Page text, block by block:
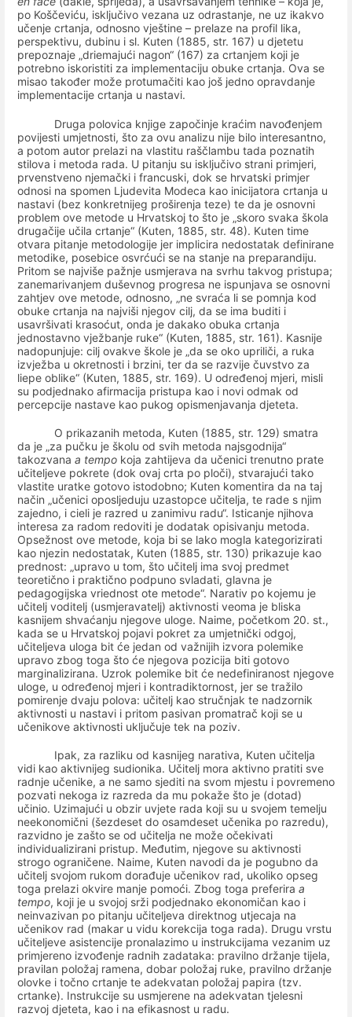
po Koščeviću, isključivo vezana uz odrastanje, ne uz ikakvo
učenje crtanja, odnosno vještine – prelaze na profil lika,
perspektivu, dubinu i sl. Kuten (1885, str. 167) u djetetu
prepoznaje „driemajući nagon“ (167) za crtanjem koji je
potrebno iskoristiti za implementaciju obuke crtanja. Ova se
misao također može protumačiti kao još jedno opravdanje
implementacije crtanja u nastavi.
Druga polovica knjige započinje kraćim navođenjem
povijesti umjetnosti, što za ovu analizu nije bilo interesantno,
a potom autor prelazi na vlastitu raščlambu tada poznatih
stilova i metoda rada. U pitanju su isključivo strani primjeri,
prvenstveno njemački i francuski, dok se hrvatski primjer
odnosi na spomen Ljudevita Modeca kao inicijatora crtanja u
nastavi (bez konkretnijeg proširenja teze) te da je osnovni
problem ove metode u Hrvatskoj to što je „skoro svaka škola
drugačije učila crtanje“ (Kuten, 1885, str. 48). Kuten time
otvara pitanje metodologije jer implicira nedostatak definirane
metodike, posebice osvrćući se na stanje na preparandiju.
Pritom se najviše pažnje usmjerava na svrhu takvog pristupa;
zanemarivanjem duševnog progresa ne ispunjava se osnovni
zahtjev ove metode, odnosno, „ne svraća li se pomnja kod
obuke crtanja na najviši njegov cilj, da se ima buditi i
usavršivati krasoćut, onda je dakako obuka crtanja
jednostavno vježbanje ruke“ (Kuten, 1885, str. 161). Kasnije
nadopunjuje: cilj ovakve škole je „da se oko upriliči, a ruka
izvježba u okretnosti i brzini, ter da se razvije čuvstvo za
liepe oblike“ (Kuten, 1885, str. 169). U određenoj mjeri, misli
su podjednako afirmacija pristupa kao i novi odmak od
percepcije nastave kao pukog opismenjavanja djeteta.
O prikazanih metoda, Kuten (1885, str. 129) smatra
da je „za pučku je školu od svih metoda najsgodnija“
takozvana a tempo koja zahtijeva da učenici trenutno prate
učiteljeve pokrete (dok ovaj crta po ploči), stvarajući tako
vlastite uratke gotovo istodobno; Kuten komentira da na taj
način „učenici oposljeduju uzastopce učitelja, te rade s njim
zajedno, i cieli je razred u zanimivu radu“. Isticanje njihova
interesa za radom redoviti je dodatak opisivanju metoda.
Opsežnost ove metode, koja bi se lako mogla kategorizirati
kao njezin nedostatak, Kuten (1885, str. 130) prikazuje kao
prednost: „upravo u tom, što učitelj ima svoj predmet
teoretično i praktično podpuno svladati, glavna je
pedagogijska vriednost ote metode“. Narativ po kojemu je
učitelj voditelj (usmjeravatelj) aktivnosti veoma je bliska
kasnijem shvaćanju njegove uloge. Naime, početkom 20. st.,
kada se u Hrvatskoj pojavi pokret za umjetnički odgoj,
učiteljeva uloga bit će jedan od važnijih izvora polemike
upravo zbog toga što će njegova pozicija biti gotovo
marginalizirana. Uzrok polemike bit će nedefiniranost njegove
uloge, u određenoj mjeri i kontradiktornost, jer se tražilo
pomirenje dvaju polova: učitelj kao stručnjak te nadzornik
aktivnosti u nastavi i pritom pasivan promatrač koji se u
učenikove aktivnosti uključuje tek na poziv.
Ipak, za razliku od kasnijeg narativa, Kuten učitelja
vidi kao aktivnijeg sudionika. Učitelj mora aktivno pratiti sve
radnje učenike, a ne samo sjediti na svom mjestu i povremeno
pozvati nekoga iz razreda da mu pokaže što je (dotad)
učinio. Uzimajući u obzir uvjete rada koji su u svojem temelju
neekonomični (šezdeset do osamdeset učenika po razredu),
razvidno je zašto se od učitelja ne može očekivati
individualizirani pristup. Međutim, njegove su aktivnosti
strogo ograničene. Naime, Kuten navodi da je pogubno da
učitelj svojom rukom dorađuje učenikov rad, ukoliko opseg
toga prelazi okvire manje pomoći. Zbog toga preferira a
tempo, koji je u svojoj srži podjednako ekonomičan kao i
neinvazivan po pitanju učiteljeva direktnog utjecaja na
učenikov rad (makar u vidu korekcija toga rada). Drugu vrstu
učiteljeve asistencije pronalazimo u instrukcijama vezanim uz
primjereno izvođenje radnih zadataka: pravilno držanje tijela,
pravilan položaj ramena, dobar položaj ruke, pravilno držanje
olovke i točno crtanje te adekvatan položaj papira (tzv.
crtanke). Instrukcije su usmjerene na adekvatan tjelesni
razvoj djeteta, kao i na efikasnost u radu.